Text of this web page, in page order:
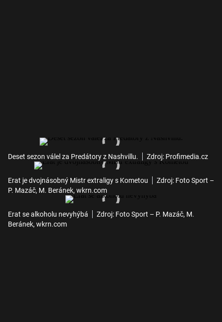
Deset sezon válel za Predátory z Nashvillu. Zdroj: Profimedia.cz
Erat je dvojnásobný Mistr extraligy s Kometou
Zdroj: Foto Sport –
P. Mazáč, M. Beránek, wkrn.com
Erat se alkoholu nevyhýbá
Zdroj: Foto Sport – P. Mazáč, M.
Beránek, wkrn.com